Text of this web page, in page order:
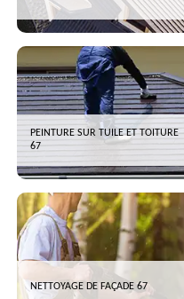
PEINTURE SUR TUILE ET TOITURE
67
NETTOYAGE DE FAÇADE 67